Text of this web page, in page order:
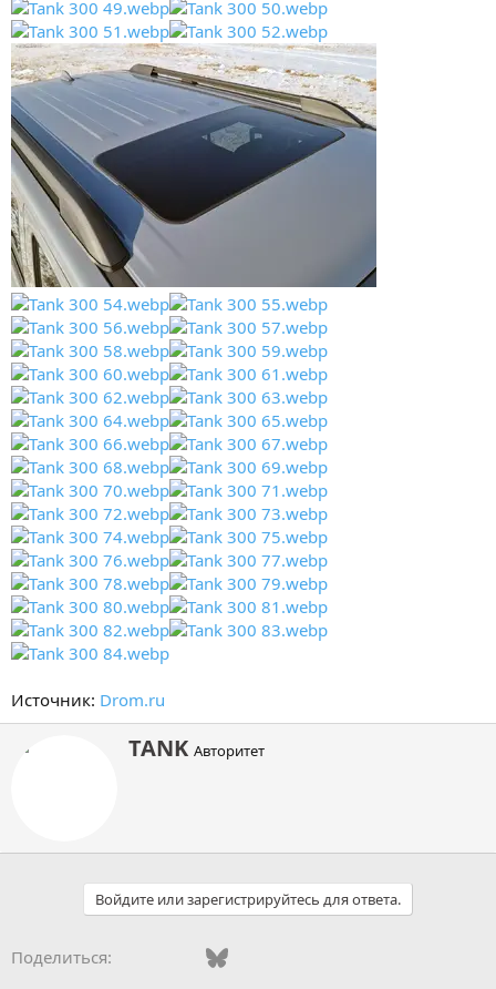
Источник: Drom.ru
А
в
TANK Авторитет
Войдите или зарегистрируйтесь для ответа.
Поделиться: Vkontakte
FacebookBluesky